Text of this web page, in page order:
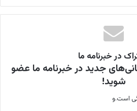
در خبرنامه ما
جدید در خبرنامه ما عضو
شوید!
است.و